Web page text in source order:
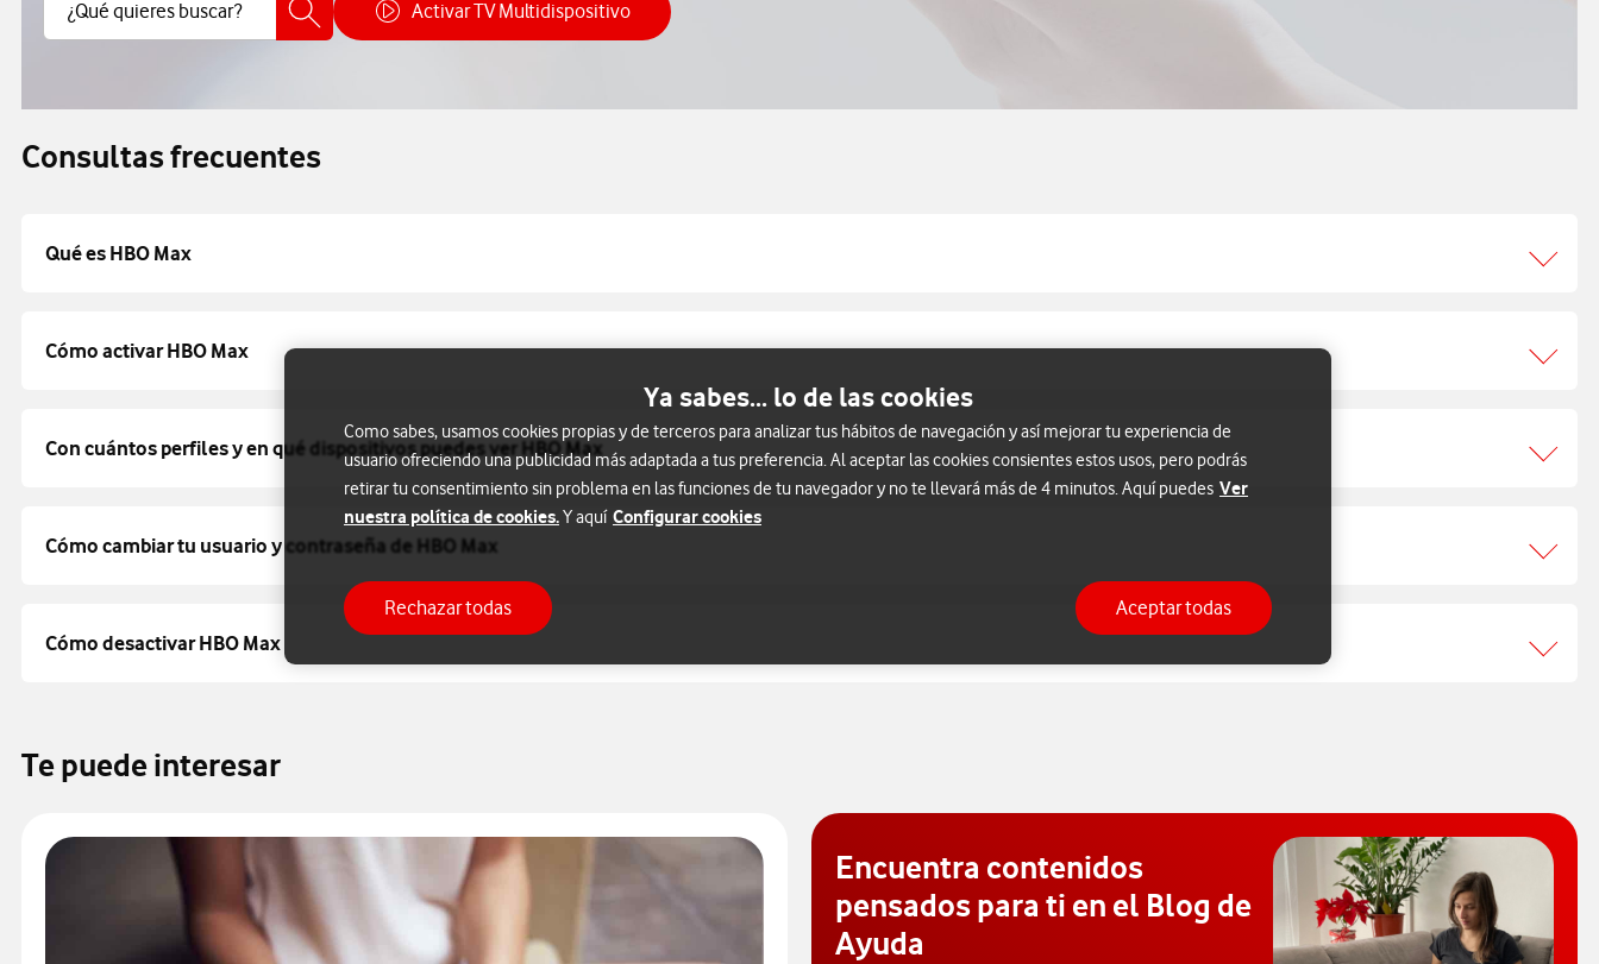
¿Qué quieres buscar?
Buscar Contenido
Activar TV Multidispositivo
Cómo activar TV Multidispositivo
Consultas frecuentes
Qué es HBO Max
Cómo activar HBO Max
Con cuántos perfiles y en qué dispositivos puedes ver HBO Max
Cómo cambiar tu usuario y contraseña de HBO Max
Cómo desactivar HBO Max
Te puede interesar
Encuentra contenidos
pensados para ti en el Blog de
Ayuda
Ya sabes... lo de las cookies
Como sabes, usamos cookies propias y de terceros para analizar tus hábitos de navegación y así mejorar tu experiencia de
usuario ofreciendo una publicidad más adaptada a tus preferencia. Al aceptar las cookies consientes estos usos, pero podrás
retirar tu consentimiento sin problema en las funciones de tu navegador y no te llevará más de 4 minutos. Aquí puedes Ver
nuestra política de cookies.Y aquí Configurar cookies
Rechazar todas Aceptar todas